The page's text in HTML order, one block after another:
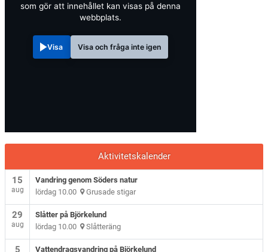
som gör att innehållet kan visas på denna
webbplats.
Visa Visa och fråga inte igen
Aktivitetskalender
15
aug
Vandring genom Söders natur
lördag 10.00 Grusade stigar
29
aug
Slåtter på Björkelund
lördag 10.00 Slåtteräng
5
Vattendragsvandring på Björkelund